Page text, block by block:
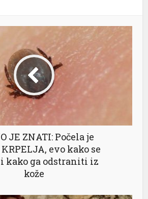
JE ZNATI: Počela je
evo kako se
kako ga odstraniti iz
kože